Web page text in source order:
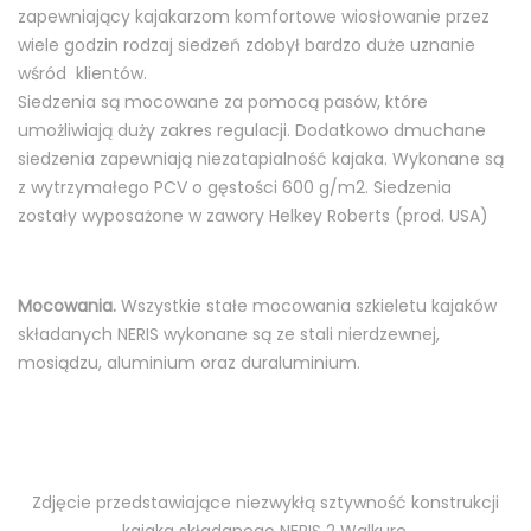
zapewniający kajakarzom komfortowe wiosłowanie przez
wiele godzin rodzaj siedzeń zdobył bardzo duże uznanie
wśród klientów.
Siedzenia są mocowane za pomocą pasów, które
umożliwiają duży zakres regulacji. Dodatkowo dmuchane
siedzenia zapewniają niezatapialność kajaka. Wykonane są
z wytrzymałego PCV o gęstości 600 g/m2. Siedzenia
zostały wyposażone w zawory Helkey Roberts (prod. USA)
Mocowania. Wszystkie stałe mocowania szkieletu kajaków
składanych NERIS wykonane są ze stali nierdzewnej,
mosiądzu, aluminium oraz duraluminium.
Zdjęcie przedstawiające niezwykłą sztywność konstrukcji